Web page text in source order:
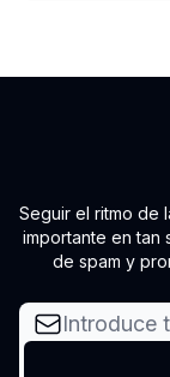
Seguir el ritmo de
importante en tan
de spam y